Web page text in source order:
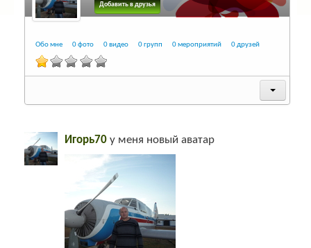
Добавить в друзья
Обо мне 0 фото 0 видео 0 групп 0 мероприятий 0 друзей
Персональная информация не предоставлена.
Регистрация
24.12.2014 20:24
Последний вход
0likes
16 просмотров
Игорь70 у меня новый аватар